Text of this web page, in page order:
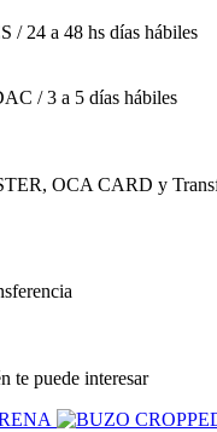
/ 24 a 48 hs días hábiles
/ 3 a 5 días hábiles
OCA CARD y